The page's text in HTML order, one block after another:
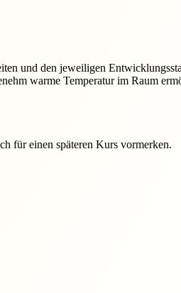
und den jeweiligen
warme Temperatur im Raum
für einen späteren Kurs vormerken.